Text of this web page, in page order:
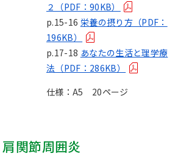
２（PDF：90KB）
p.15-16 栄養の摂り方（PDF：
196KB）
p.17-18 あなたの生活と理学療
法（PDF：286KB）
仕様：A5 20ページ
関節周囲炎